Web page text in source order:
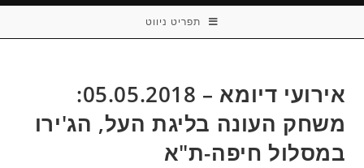
תפריט ניווט
אירועי דיומא – 05.05.2018:
משחק העונה בליגת העל, הג'ירו
במסלול חיפה-ת"א